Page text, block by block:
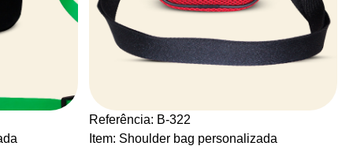
Referência: B-322
Item: Shoulder bag personalizada